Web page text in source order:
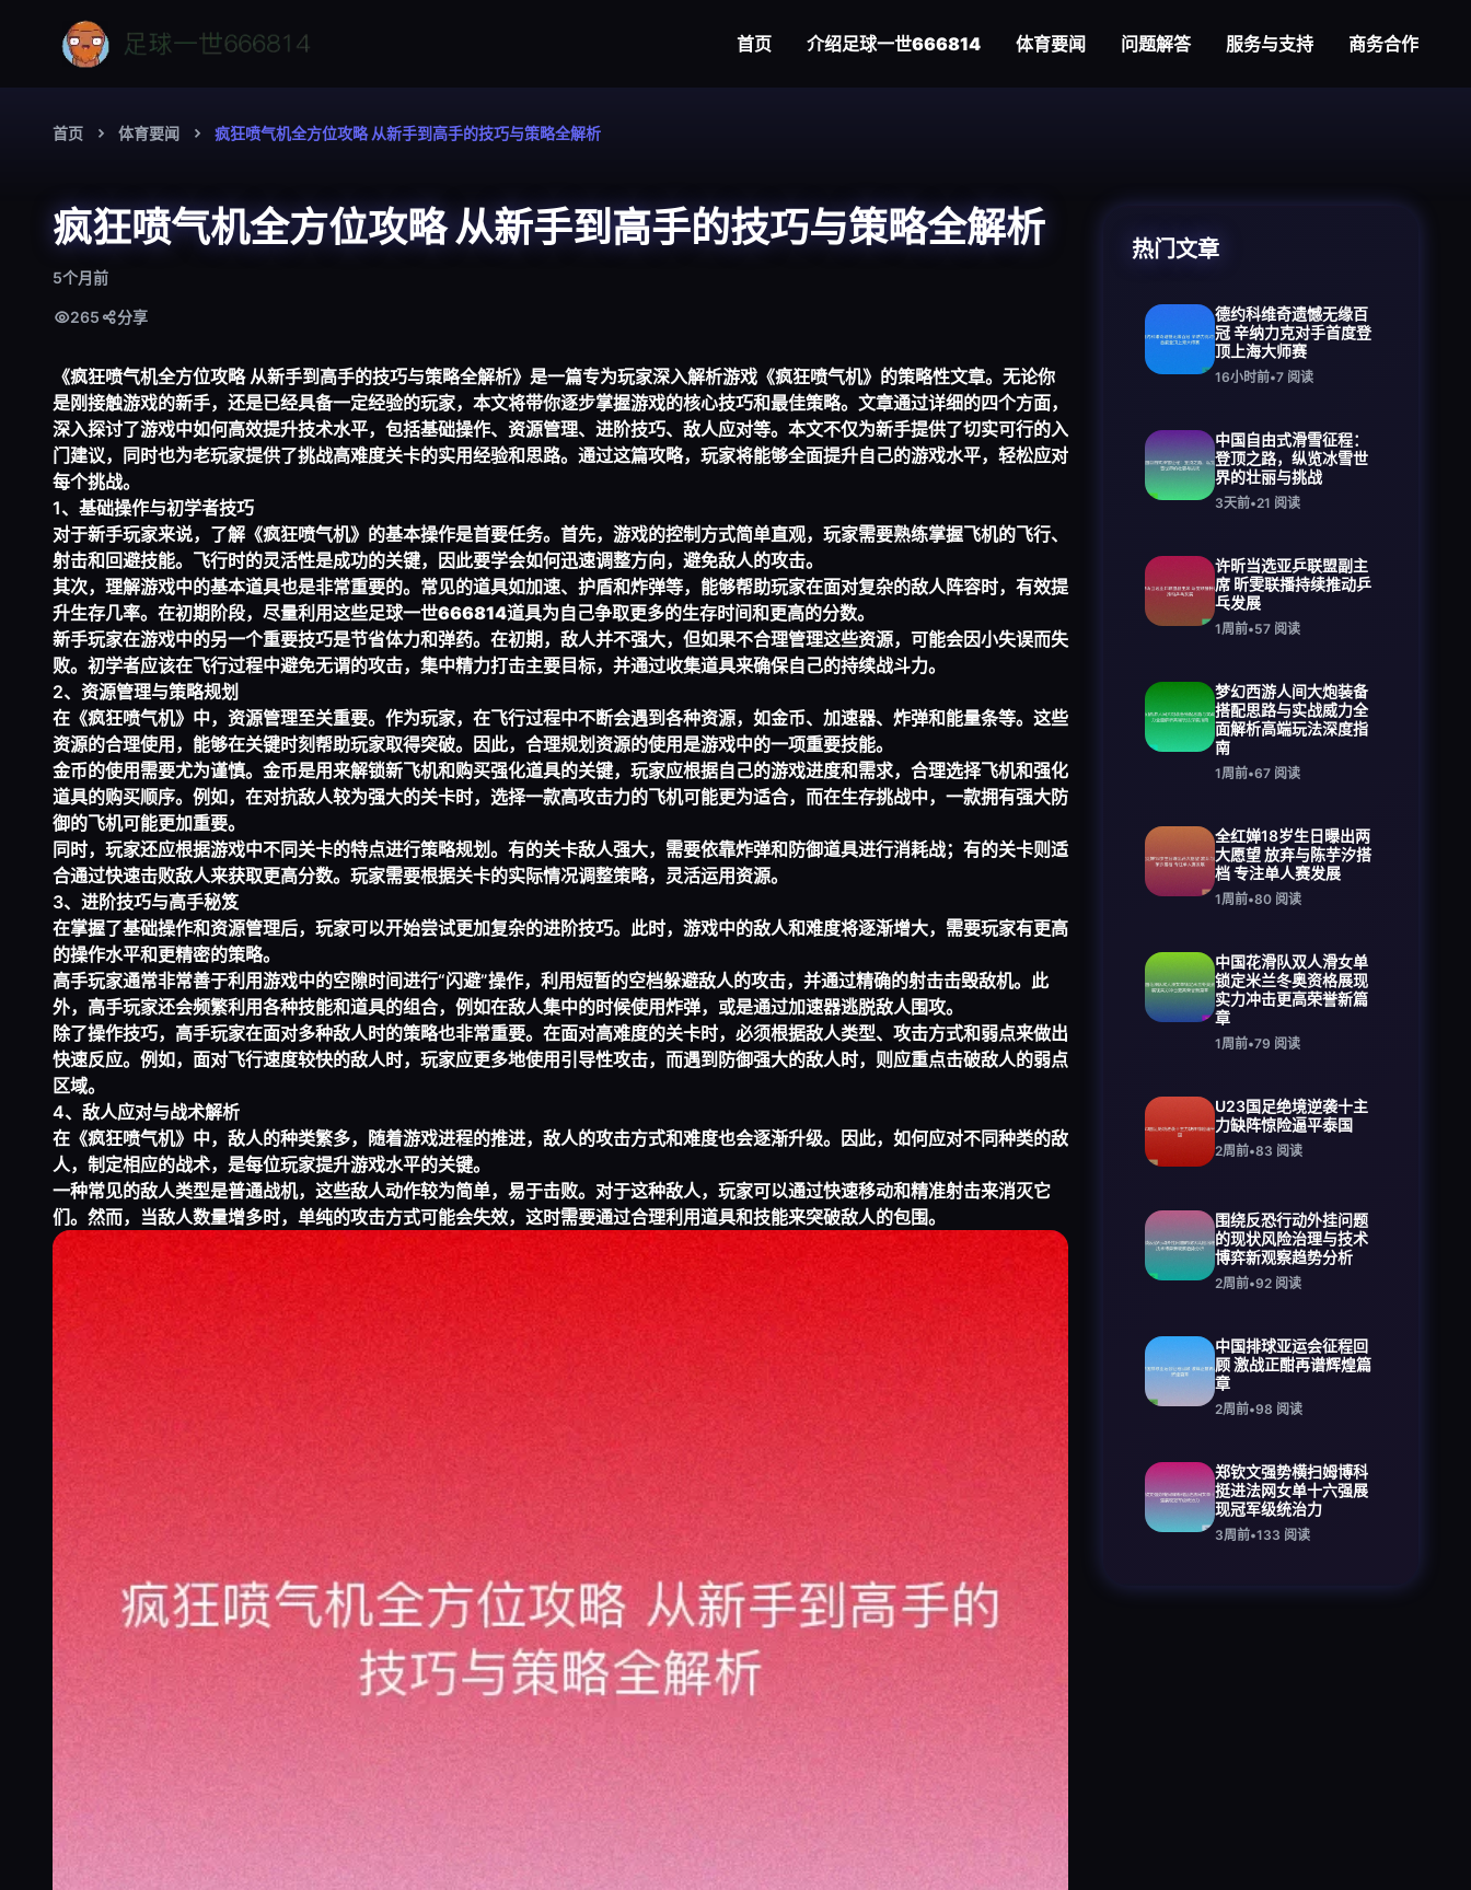
首页 介绍足球一世666814 体育要闻 问题解答 服务与支持 商务合作
首页 体育要闻 疯狂喷气机全方位攻略 从新手到高手的技巧与策略全解析
疯狂喷气机全方位攻略 从新手到高手的技巧与策略全解析
5个月前
265 分享
《疯狂喷气机全方位攻略 从新手到高手的技巧与策略全解析》是一篇专为玩家深入解析游戏《疯狂喷气机》的策略性文章。无论你
是刚接触游戏的新手，还是已经具备一定经验的玩家，本文将带你逐步掌握游戏的核心技巧和最佳策略。文章通过详细的四个方面，
深入探讨了游戏中如何高效提升技术水平，包括基础操作、资源管理、进阶技巧、敌人应对等。本文不仅为新手提供了切实可行的入
门建议，同时也为老玩家提供了挑战高难度关卡的实用经验和思路。通过这篇攻略，玩家将能够全面提升自己的游戏水平，轻松应对
每个挑战。
1、基础操作与初学者技巧
对于新手玩家来说，了解《疯狂喷气机》的基本操作是首要任务。首先，游戏的控制方式简单直观，玩家需要熟练掌握飞机的飞行、
射击和回避技能。飞行时的灵活性是成功的关键，因此要学会如何迅速调整方向，避免敌人的攻击。
其次，理解游戏中的基本道具也是非常重要的。常见的道具如加速、护盾和炸弹等，能够帮助玩家在面对复杂的敌人阵容时，有效提
升生存几率。在初期阶段，尽量利用这些足球一世666814道具为自己争取更多的生存时间和更高的分数。
新手玩家在游戏中的另一个重要技巧是节省体力和弹药。在初期，敌人并不强大，但如果不合理管理这些资源，可能会因小失误而失
败。初学者应该在飞行过程中避免无谓的攻击，集中精力打击主要目标，并通过收集道具来确保自己的持续战斗力。
2、资源管理与策略规划
在《疯狂喷气机》中，资源管理至关重要。作为玩家，在飞行过程中不断会遇到各种资源，如金币、加速器、炸弹和能量条等。这些
资源的合理使用，能够在关键时刻帮助玩家取得突破。因此，合理规划资源的使用是游戏中的一项重要技能。
金币的使用需要尤为谨慎。金币是用来解锁新飞机和购买强化道具的关键，玩家应根据自己的游戏进度和需求，合理选择飞机和强化
道具的购买顺序。例如，在对抗敌人较为强大的关卡时，选择一款高攻击力的飞机可能更为适合，而在生存挑战中，一款拥有强大防
御的飞机可能更加重要。
同时，玩家还应根据游戏中不同关卡的特点进行策略规划。有的关卡敌人强大，需要依靠炸弹和防御道具进行消耗战；有的关卡则适
合通过快速击败敌人来获取更高分数。玩家需要根据关卡的实际情况调整策略，灵活运用资源。
3、进阶技巧与高手秘笈
在掌握了基础操作和资源管理后，玩家可以开始尝试更加复杂的进阶技巧。此时，游戏中的敌人和难度将逐渐增大，需要玩家有更高
的操作水平和更精密的策略。
高手玩家通常非常善于利用游戏中的空隙时间进行“闪避”操作，利用短暂的空档躲避敌人的攻击，并通过精确的射击击毁敌机。此
外，高手玩家还会频繁利用各种技能和道具的组合，例如在敌人集中的时候使用炸弹，或是通过加速器逃脱敌人围攻。
除了操作技巧，高手玩家在面对多种敌人时的策略也非常重要。在面对高难度的关卡时，必须根据敌人类型、攻击方式和弱点来做出
快速反应。例如，面对飞行速度较快的敌人时，玩家应更多地使用引导性攻击，而遇到防御强大的敌人时，则应重点击破敌人的弱点
区域。
4、敌人应对与战术解析
在《疯狂喷气机》中，敌人的种类繁多，随着游戏进程的推进，敌人的攻击方式和难度也会逐渐升级。因此，如何应对不同种类的敌
人，制定相应的战术，是每位玩家提升游戏水平的关键。
一种常见的敌人类型是普通战机，这些敌人动作较为简单，易于击败。对于这种敌人，玩家可以通过快速移动和精准射击来消灭它
们。然而，当敌人数量增多时，单纯的攻击方式可能会失效，这时需要通过合理利用道具和技能来突破敌人的包围。
热门文章
德约科维奇遗憾无缘百
冠 辛纳力克对手首度登
顶上海大师赛
16小时前•7 阅读
中国自由式滑雪征程：
登顶之路，纵览冰雪世
界的壮丽与挑战
3天前•21 阅读
许昕当选亚乒联盟副主
席 昕雯联播持续推动乒
乓发展
1周前•57 阅读
梦幻西游人间大炮装备
搭配思路与实战威力全
面解析高端玩法深度指
南
1周前•67 阅读
全红婵18岁生日曝出两
大愿望 放弃与陈芋汐搭
档 专注单人赛发展
1周前•80 阅读
中国花滑队双人滑女单
锁定米兰冬奥资格展现
实力冲击更高荣誉新篇
章
1周前•79 阅读
U23国足绝境逆袭十主
力缺阵惊险逼平泰国
2周前•83 阅读
围绕反恐行动外挂问题
的现状风险治理与技术
博弈新观察趋势分析
2周前•92 阅读
中国排球亚运会征程回
顾 激战正酣再谱辉煌篇
章
2周前•98 阅读
郑钦文强势横扫姆博科
挺进法网女单十六强展
现冠军级统治力
3周前•133 阅读